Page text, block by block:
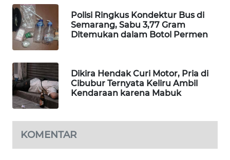
Polisi Ringkus Kondektur Bus di
Semarang, Sabu 3,77 Gram
Ditemukan dalam Botol Permen
Dikira Hendak Curi Motor, Pria di
Cibubur Ternyata Keliru Ambil
Kendaraan karena Mabuk
KOMENTAR
WAHANA
SELEB
WAHANA
WAHANA
OTOMOTIF
WAHANA
HEALTH